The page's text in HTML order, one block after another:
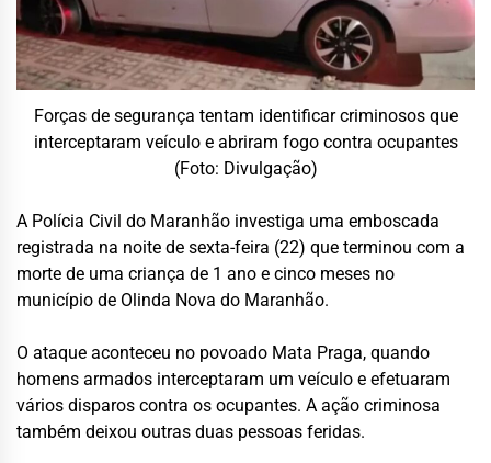
Forças de segurança tentam identificar criminosos que
interceptaram veículo e abriram fogo contra ocupantes
(Foto: Divulgação)
A Polícia Civil do Maranhão investiga uma emboscada
registrada na noite de sexta-feira (22) que terminou com a
morte de uma criança de 1 ano e cinco meses no
município de Olinda Nova do Maranhão.
O ataque aconteceu no povoado Mata Praga, quando
homens armados interceptaram um veículo e efetuaram
vários disparos contra os ocupantes. A ação criminosa
também deixou outras duas pessoas feridas.